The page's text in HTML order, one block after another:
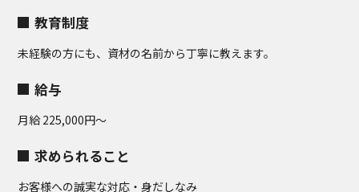
教育制度
未経験の方にも、資材の名前から丁寧に教えます。
給与
月給 225,000円～
求められること
お客様への誠実な対応・身だしなみ